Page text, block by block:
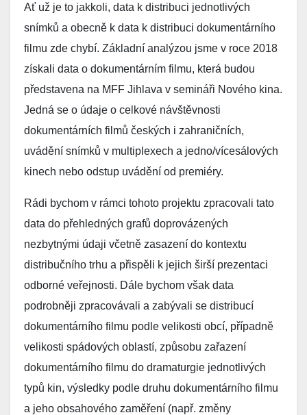
Ať už je to jakkoli, data k distribuci jednotlivých
snímků a obecně k data k distribuci dokumentárního
filmu zde chybí. Základní analýzou jsme v roce 2018
získali data o dokumentárním filmu, která budou
představena na MFF Jihlava v semináři Nového kina.
Jedná se o údaje o celkové návštěvnosti
dokumentárních filmů českých i zahraničních,
uvádění snímků v multiplexech a jedno/vícesálových
kinech nebo odstup uvádění od premiéry.
Rádi bychom v rámci tohoto projektu zpracovali tato
data do přehledných grafů doprovázených
nezbytnými údaji včetně zasazení do kontextu
distribučního trhu a přispěli k jejich širší prezentaci
odborné veřejnosti. Dále bychom však data
podrobněji zpracovávali a zabývali se distribucí
dokumentárního filmu podle velikosti obcí, případně
velikosti spádových oblastí, způsobu zařazení
dokumentárního filmu do dramaturgie jednotlivých
typů kin, výsledky podle druhu dokumentárního filmu
a jeho obsahového zaměření (např. změny